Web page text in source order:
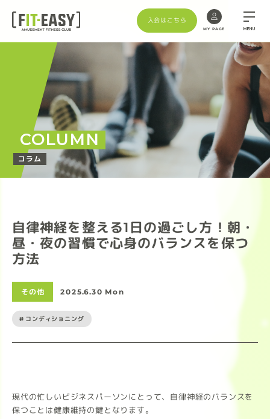
入会はこちら
MY PAGE MENU
COLUMN
コラム
自律神経を整える1日の過ごし方！朝・
昼・夜の習慣で心身のバランスを保つ
方法
その他 2025.6.30 Mon
#コンディショニング
現代の忙しいビジネスパーソンにとって、自律神経のバランスを
保つことは健康維持の鍵となります。